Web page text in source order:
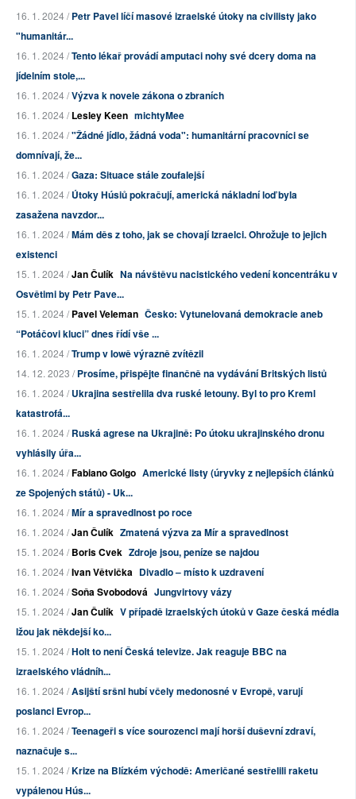
16. 1. 2024 /Petr Pavel líčí masové izraelské útoky na civilisty jako
"humanitár...
16. 1. 2024 /Tento lékař provádí amputaci nohy své dcery doma na
jídelním stole,...
16. 1. 2024 /Výzva k novele zákona o zbraních
16. 1. 2024 /Lesley Keen michtyMee
16. 1. 2024 /"Žádné jídlo, žádná voda": humanitární pracovníci se
domnívají, že...
16. 1. 2024 /Gaza: Situace stále zoufalejší
16. 1. 2024 /Útoky Húsiů pokračují, americká nákladní loď byla
zasažena navzdor...
16. 1. 2024 /Mám děs z toho, jak se chovají Izraelci. Ohrožuje to jejich
existenci
15. 1. 2024 /Jan Čulík Na návštěvu nacistického vedení koncentráku v
Osvětimi by Petr Pave...
15. 1. 2024 /Pavel Veleman Česko: Vytunelovaná demokracie aneb
“Potáčovi kluci” dnes řídí vše ...
16. 1. 2024 /Trump v Iowě výrazně zvítězil
14. 12. 2023 /Prosíme, přispějte finančně na vydávání Britských listů
16. 1. 2024 /Ukrajina sestřelila dva ruské letouny. Byl to pro Kreml
katastrofá...
16. 1. 2024 /Ruská agrese na Ukrajině: Po útoku ukrajinského dronu
vyhlásily úřa...
16. 1. 2024 /Fabiano Golgo Americké listy (úryvky z nejlepších článků
ze Spojených států) - Uk...
16. 1. 2024 /Mír a spravedlnost po roce
16. 1. 2024 /Jan Čulík Zmatená výzva za Mír a spravedlnost
15. 1. 2024 /Boris Cvek Zdroje jsou, peníze se najdou
16. 1. 2024 /Ivan Větvička Divadlo – místo k uzdravení
16. 1. 2024 /Soňa Svobodová Jungvirtovy vázy
15. 1. 2024 /Jan Čulík V případě izraelských útoků v Gaze česká média
lžou jak někdejší ko...
15. 1. 2024 /Holt to není Česká televize. Jak reaguje BBC na
izraelského vládníh...
16. 1. 2024 /Asijští sršni hubí včely medonosné v Evropě, varují
poslanci Evrop...
16. 1. 2024 /Teenageři s více sourozenci mají horší duševní zdraví,
naznačuje s...
15. 1. 2024 /Krize na Blízkém východě: Američané sestřelili raketu
vypálenou Hús...